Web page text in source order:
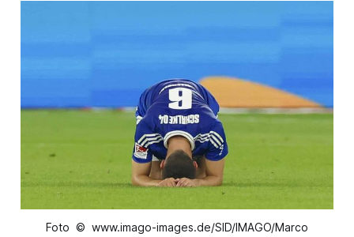
Foto © www.imago-images.de/SID/IMAGO/Marco